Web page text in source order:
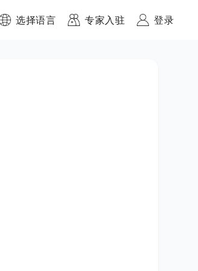
选择语言 专家入驻 登录